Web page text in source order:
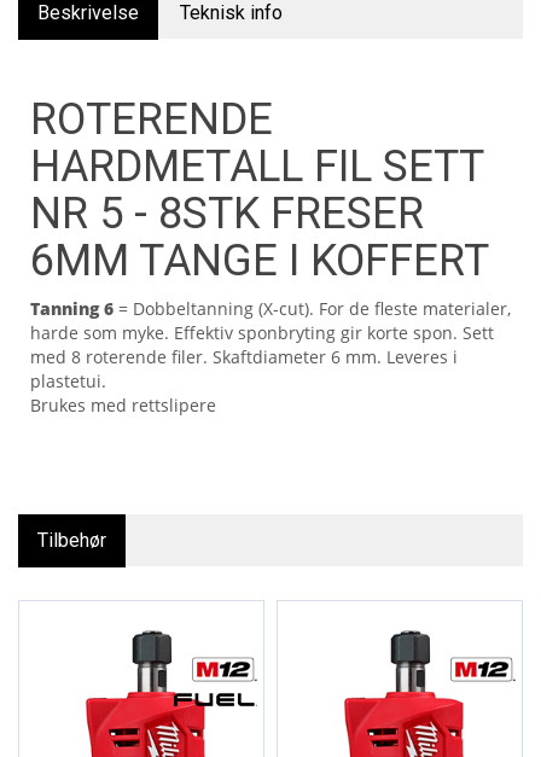
Beskrivelse Teknisk info
ROTERENDE
HARDMETALL FIL SETT
NR 5 - 8STK FRESER
6MM TANGE I KOFFERT
Tanning 6 = Dobbeltanning (X-cut). For de fleste materialer,
harde som myke. Effektiv sponbryting gir korte spon. Sett
med 8 roterende filer. Skaftdiameter 6 mm. Leveres i
plastetui.
Brukes med rettslipere
Tilbehør